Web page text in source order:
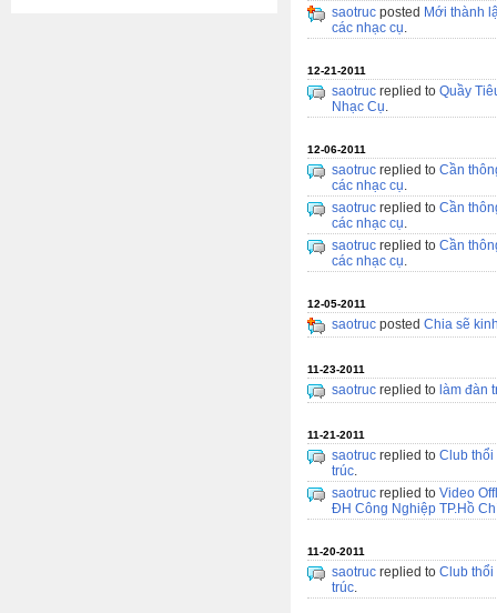
saotruc posted Mới thành
các nhạc cụ.
12-21-2011
saotruc replied to Quầy
Nhạc Cụ.
12-06-2011
saotruc replied to Cần
các nhạc cụ.
saotruc replied to Cần
các nhạc cụ.
saotruc replied to Cần
các nhạc cụ.
12-05-2011
saotruc posted Chia sẽ
11-23-2011
saotruc replied to làm đàn
11-21-2011
saotruc replied to Club thổi
trúc.
saotruc replied to Video
ĐH Công Nghiệp TP.Hồ
11-20-2011
saotruc replied to Club thổi
trúc.